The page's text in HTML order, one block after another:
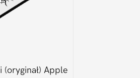
Apple